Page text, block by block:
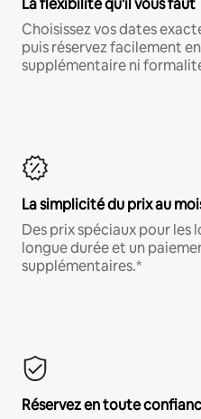
Choisissez vos dates
puis réservez facilement
supplémentaire ni
La simplicité du prix au
Des prix spéciaux pour les
longue durée et un
supplémentaires.*
Réservez en toute